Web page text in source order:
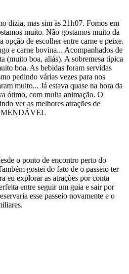
dizia, mas sim às 21h07. Fomos em
muito. Não gostamos muito da
opção de escolher entre carne e peixe.
e carne bovina... Acompanhados de
(muito boa, aliás). A sobremesa típica
boa. As bebidas foram servidas
pedindo várias vezes para nos
muito... Já estava quase na hora da
ótimo, com muita animação. O
ver as melhores atrações de
o ponto de encontro perto do
gostei do fato de o passeio ter
eu explorar as atrações por conta
entre seguir um guia e sair por
esse passeio novamente e o